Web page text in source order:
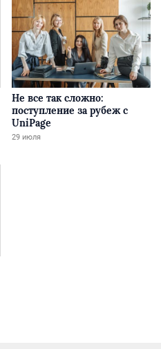
Не все так сложно:
поступление за рубеж с
UniPage
29 июля